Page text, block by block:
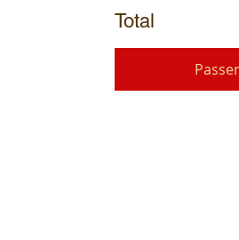
Total